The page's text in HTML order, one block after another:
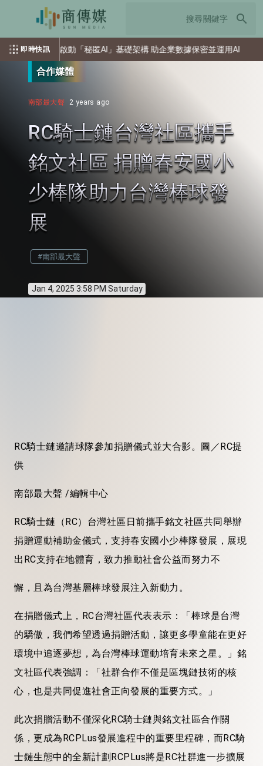
search
即時快訊
日本啟動「秘匿AI」基礎架構 助企業數據保密並運用AI
合作媒體
南部最大聲 2 years ago
RC騎士鏈台灣社區攜手
銘文社區 捐贈春安國小
少棒隊助力台灣棒球發
展
#南部最大聲
Jan 4, 2025 3:58 PM Saturday
RC騎士鏈邀請球隊參加捐贈儀式並大合影。圖／RC提
供
南部最大聲 /編輯中心
RC騎士鏈（RC）台灣社區日前攜手銘文社區共同舉辦
捐贈運動補助金儀式，支持春安國小少棒隊發展，展現
出RC支持在地體育，致力推動社會公益而努力不
懈，且為台灣基層棒球發展注入新動力。
在捐贈儀式上，RC台灣社區代表表示：「棒球是台灣
的驕傲，我們希望透過捐贈活動，讓更多學童能在更好
環境中追逐夢想，為台灣棒球運動培育未來之星。」銘
文社區代表強調：「社群合作不僅是區塊鏈技術的核
心，也是共同促進社會正向發展的重要方式。」
此次捐贈活動不僅深化RC騎士鏈與銘文社區合作關
係，更成為RCPLus發展進程中的重要里程碑，而RC騎
士鏈生態中的全新計劃RCPLus將是RC社群進一步擴展